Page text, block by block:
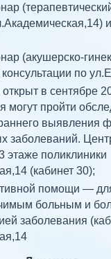
(акушерско-
по
в сентябре
могут пройти
выявления
заболеваний.
этаже поликлиники
(кабинет 30);
помощи —
больным и
заболевания